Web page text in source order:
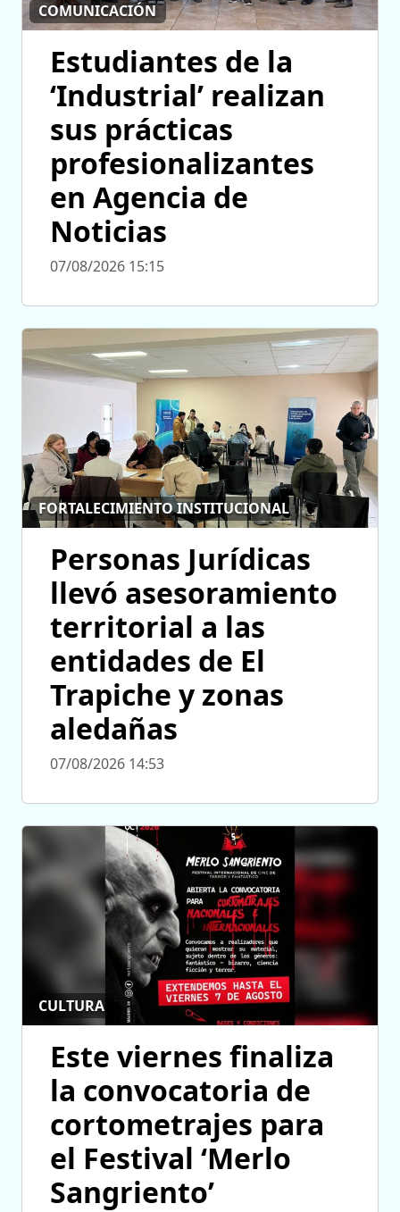
COMUNICACIÓN
Estudiantes de la
‘Industrial’ realizan
sus prácticas
profesionalizantes
en Agencia de
Noticias
07/08/2026 15:15
FORTALECIMIENTO INSTITUCIONAL
Personas Jurídicas
llevó asesoramiento
territorial a las
entidades de El
Trapiche y zonas
aledañas
07/08/2026 14:53
CULTURA
Este viernes finaliza
la convocatoria de
cortometrajes para
el Festival ‘Merlo
Sangriento’